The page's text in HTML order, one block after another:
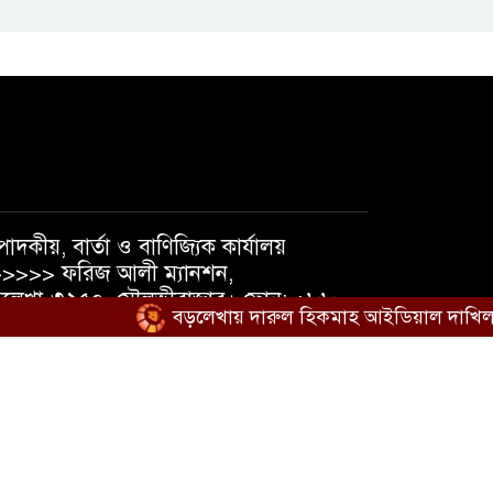
বার্তা ও বাণিজ্যিক কার্যালয়
ফরিজ আলী ম্যানশন,
৩২৫০, মৌলভীবাজার। ফোন: +৮৮
+৮৮ ০১৭৩৭১০৫৪৭৪
বড়লেখায় দারুল হিকমাহ আইডিয়াল দাখিল